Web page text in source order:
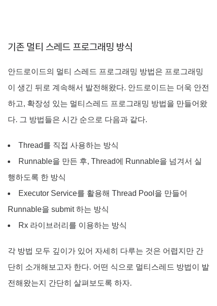
기존 멀티 스레드 프로그래밍 방식
안드로이드의 멀티 스레드 프로그래밍 방법은 프로그래밍
이 생긴 뒤로 계속해서 발전해왔다. 안드로이드는 더욱 안전
하고, 확장성 있는 멀티스레드 프로그래밍 방법을 만들어왔
다. 그 방법들은 시간 순으로 다음과 같다.
Thread를 직접 사용하는 방식
Runnable을 만든 후, Thread에 Runnable을 넘겨서 실
행하도록 한 방식
Executor Service를 활용해 Thread Pool을 만들어
Runnable을 submit 하는 방식
Rx 라이브러리를 이용하는 방식
각 방법 모두 깊이가 있어 자세히 다루는 것은 어렵지만 간
단히 소개해보고자 한다. 어떤 식으로 멀티스레드 방법이 발
전해왔는지 간단히 살펴보도록 하자.